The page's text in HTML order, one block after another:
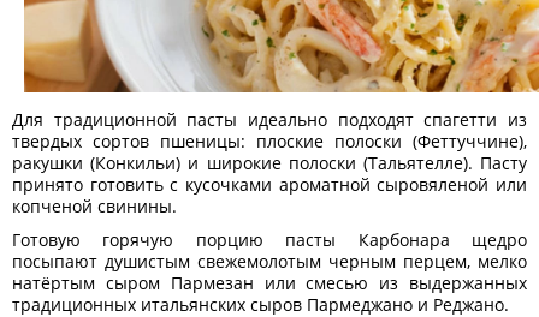
Для традиционной пасты идеально подходят спагетти из
твердых сортов пшеницы: плоские полоски (Феттуччине),
ракушки (Конкильи) и широкие полоски (Тальятелле). Пасту
принято готовить с кусочками ароматной сыровяленой или
копченой свинины.
Готовую горячую порцию пасты Карбонара щедро
посыпают душистым свежемолотым черным перцем, мелко
натёртым сыром Пармезан или смесью из выдержанных
традиционных итальянских сыров Пармеджано и Реджано.